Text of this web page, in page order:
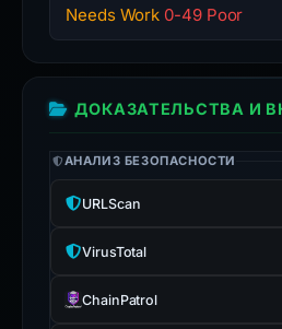
Needs Work 0-49 Poor
ДОКАЗАТЕЛЬСТВА И
АНАЛИЗ БЕЗОПАСНОСТИ
URLScan
VirusTotal
ChainPatrol